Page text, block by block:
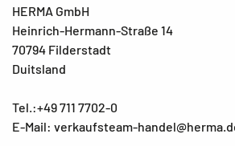
HERMA GmbH
Heinrich-Hermann-Straße 14
70794 Filderstadt
Duitsland
Tel.:+49 711 7702-0
E-Mail: verkaufsteam-